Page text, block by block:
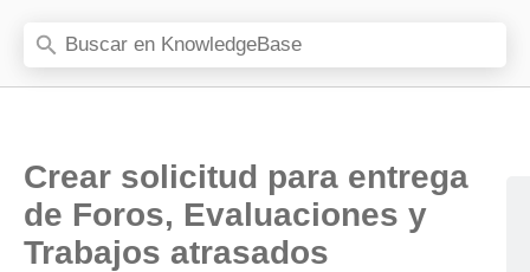
Crear solicitud para entrega
de Foros, Evaluaciones y
Trabajos atrasados